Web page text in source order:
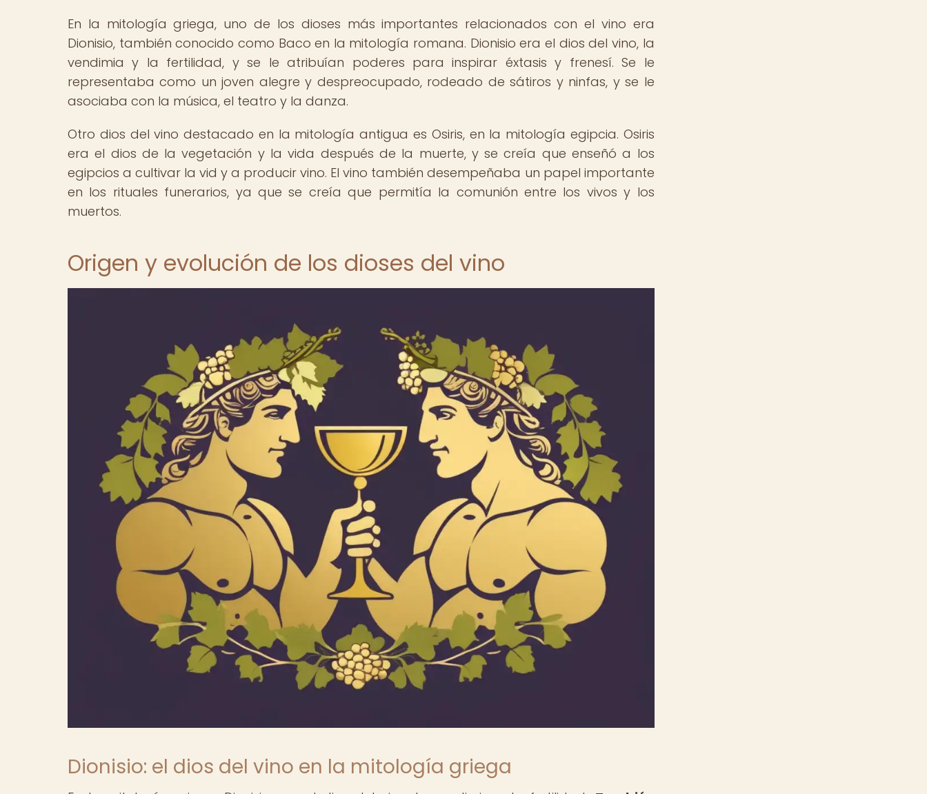
En la mitología griega, uno de los dioses más importantes relacionados con el vino era
Dionisio, también conocido como Baco en la mitología romana. Dionisio era el dios del vino, la
vendimia y la fertilidad, y se le atribuían poderes para inspirar éxtasis y frenesí. Se le
representaba como un joven alegre y despreocupado, rodeado de sátiros y ninfas, y se le
asociaba con la música, el teatro y la danza.
Otro dios del vino destacado en la mitología antigua es Osiris, en la mitología egipcia. Osiris
era el dios de la vegetación y la vida después de la muerte, y se creía que enseñó a los
egipcios a cultivar la vid y a producir vino. El vino también desempeñaba un papel importante
en los rituales funerarios, ya que se creía que permitía la comunión entre los vivos y los
muertos.
Origen y evolución de los dioses del vino
Dionisio: el dios del vino en la mitología griega